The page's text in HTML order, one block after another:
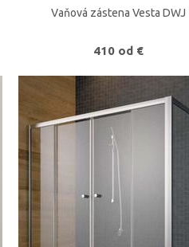
Vaňová zástena Vesta DWJ
410 od €